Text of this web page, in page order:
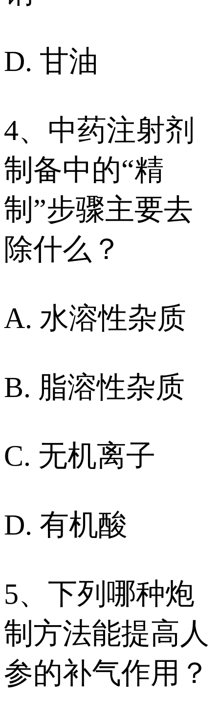
D. 甘油
4、中药注射剂
制备中的“精
制”步骤主要去
除什么？
A. 水溶性杂质
B. 脂溶性杂质
C. 无机离子
D. 有机酸
5、下列哪种炮
制方法能提高人
参的补气作用？